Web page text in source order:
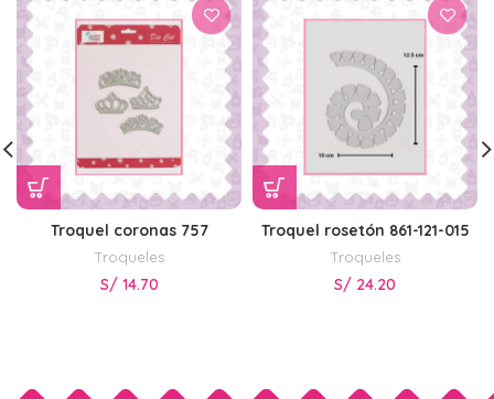
Troquel coronas 757
Troqueles
S/ 14.70
Troquel rosetón 861-121-015
Troqueles
S/ 24.20